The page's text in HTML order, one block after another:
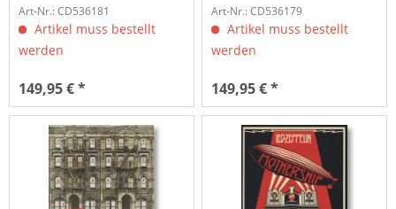
Art-Nr.: CD536181
Artikel muss bestellt
werden
149,95 € *
Art-Nr.: CD536179
Artikel muss bestellt
werden
149,95 € *